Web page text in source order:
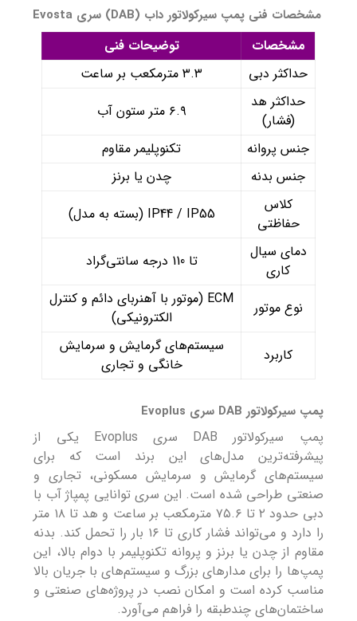
مشخصات فنی پمپ سیرکولاتور داب (DAB) سری Evosta
مشخصات
توضیحات فنی
حداکثر دبی
۳.۳ مترمکعب بر ساعت
حداکثر هد
(فشار)
۶.۹ متر ستون آب
جنس پروانه
تکنوپلیمر مقاوم
جنس بدنه
چدن یا برنز
کلاس
حفاظتی
IP44 / IP55 (بسته به مدل)
دمای سیال
کاری
تا 110 درجه سانتی‌گراد
نوع موتور
ECM (موتور با آهنربای دائم و کنترل
الکترونیکی)
کاربرد
سیستم‌های گرمایش و سرمایش
خانگی و تجاری
پمپ سیرکولاتور DAB سری Evoplus
پمپ سیرکولاتور DAB سری Evoplus یکی از
پیشرفته‌ترین مدل‌های این برند است که برای
سیستم‌های گرمایش و سرمایش مسکونی، تجاری و
صنعتی طراحی شده است. این سری توانایی پمپاژ آب با
دبی حدود ۲ تا ۷۵.۶ مترمکعب بر ساعت و هد تا ۱۸ متر
را دارد و می‌تواند فشار کاری تا ۱۶ بار را تحمل کند. بدنه
مقاوم از چدن یا برنز و پروانه تکنوپلیمر با دوام بالا، این
پمپ‌ها را برای مدارهای بزرگ و سیستم‌های با جریان بالا
مناسب کرده است و امکان نصب در پروژه‌های صنعتی و
ساختمان‌های چندطبقه را فراهم می‌آورد.